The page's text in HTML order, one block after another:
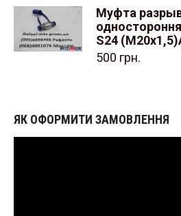
Муфта
S24
500 грн.
ЯК ОФОРМИТИ ЗАМОВЛЕННЯ